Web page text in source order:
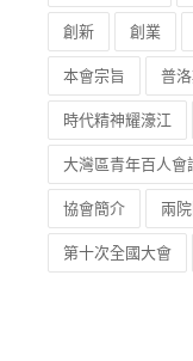
創新 創業
本會宗旨 普
時代精神耀濠江
大灣區青年百人會
協會簡介 兩
第十次全國大會